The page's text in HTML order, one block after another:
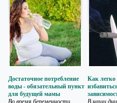
Достаточное потребление
воды - обязательный пункт
для будущей мамы
Во время беременности
Как легко
В наши